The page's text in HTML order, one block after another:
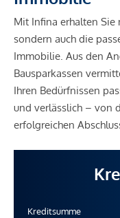
Mit Infina erhalten Sie
sondern auch die
Immobilie. Aus den
Bausparkassen
Ihren Bedürfnissen
und verlässlich – von
erfolgreichen
Kreditsumme